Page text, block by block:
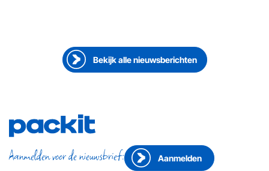
Bekijk alle nieuwsberichten
Aanmelden voor de nieuwsbrief: Aanmelden